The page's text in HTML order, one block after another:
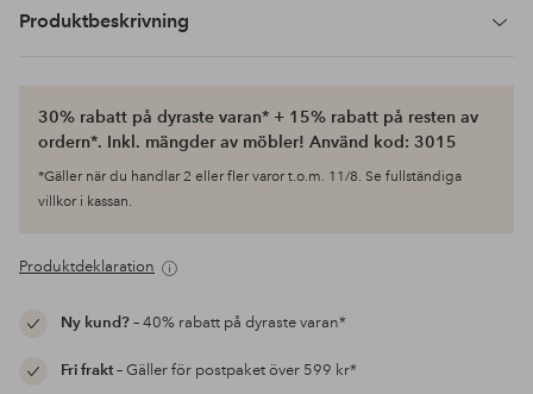
Produktbeskrivning
30% rabatt på dyraste varan* + 15% rabatt på resten av
ordern*. Inkl. mängder av möbler! Använd kod: 3015
*Gäller när du handlar 2 eller fler varor t.o.m. 11/8. Se fullständiga
villkor i kassan.
Produktdeklaration
Ny kund?– 40% rabatt på dyraste varan*
Fri frakt– Gäller för postpaket över 599 kr*